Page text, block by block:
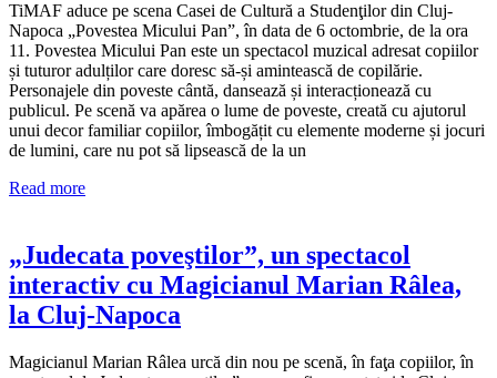
TiMAF aduce pe scena Casei de Cultură a Studenţilor din Cluj-
Napoca „Povestea Micului Pan”, în data de 6 octombrie, de la ora
11. Povestea Micului Pan este un spectacol muzical adresat copiilor
și tuturor adulților care doresc să-și amintească de copilărie.
Personajele din poveste cântă, dansează și interacționează cu
publicul. Pe scenă va apărea o lume de poveste, creată cu ajutorul
unui decor familiar copiilor, îmbogățit cu elemente moderne și jocuri
de lumini, care nu pot să lipsească de la un
Read more
„Judecata poveştilor”, un spectacol
interactiv cu Magicianul Marian Râlea,
la Cluj-Napoca
Magicianul Marian Râlea urcă din nou pe scenă, în faţa copiilor, în